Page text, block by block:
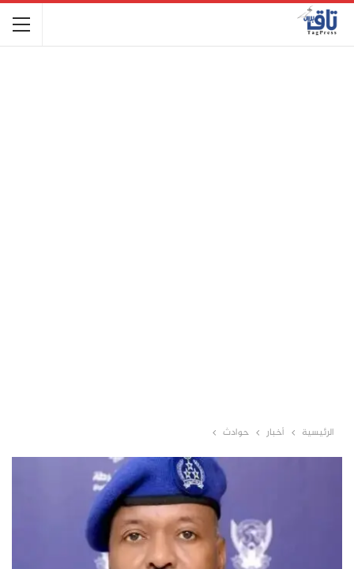
الرئيسية أخبار حوادث